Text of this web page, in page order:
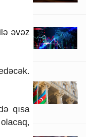
əvəz
qısa